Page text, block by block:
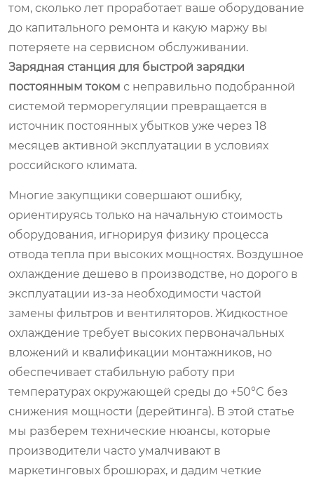
том, сколько лет проработает ваше оборудование
до капитального ремонта и какую маржу вы
потеряете на сервисном обслуживании.
Зарядная станция для быстрой зарядки
постоянным током с неправильно подобранной
системой терморегуляции превращается в
источник постоянных убытков уже через 18
месяцев активной эксплуатации в условиях
российского климата.
Многие закупщики совершают ошибку,
ориентируясь только на начальную стоимость
оборудования, игнорируя физику процесса
отвода тепла при высоких мощностях. Воздушное
охлаждение дешево в производстве, но дорого в
эксплуатации из-за необходимости частой
замены фильтров и вентиляторов. Жидкостное
охлаждение требует высоких первоначальных
вложений и квалификации монтажников, но
обеспечивает стабильную работу при
температурах окружающей среды до +50°C без
снижения мощности (дерейтинга). В этой статье
мы разберем технические нюансы, которые
производители часто умалчивают в
маркетинговых брошюрах, и дадим четкие